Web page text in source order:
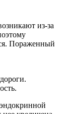
из-за
Пораженный